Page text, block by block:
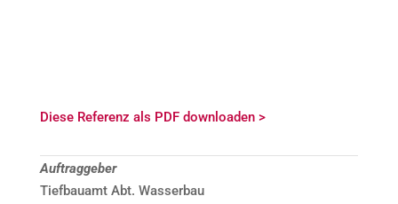
Diese Referenz als PDF downloaden >
Auftraggeber
Tiefbauamt Abt. Wasserbau